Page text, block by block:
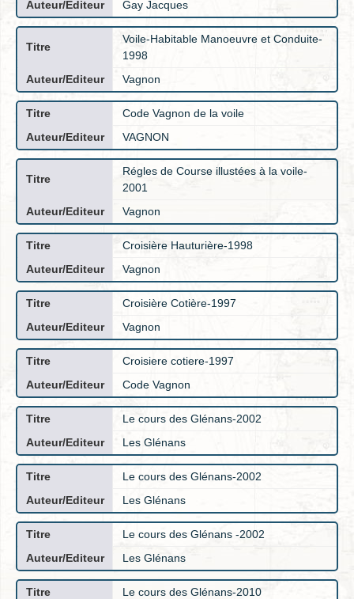
Gay Jacques
Voile-Habitable Manoeuvre et Conduite-
1998
Vagnon
Code Vagnon de la voile
VAGNON
Régles de Course illustées à la voile-
2001
Vagnon
Croisière Hauturière-1998
Vagnon
Croisière Cotière-1997
Vagnon
Croisiere cotiere-1997
Code Vagnon
Le cours des Glénans-2002
Les Glénans
Le cours des Glénans-2002
Les Glénans
Le cours des Glénans -2002
Les Glénans
Le cours des Glénans-2010